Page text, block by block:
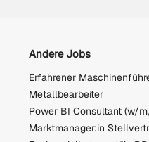
Andere Jobs
Erfahrener
Metallbearbeiter
Power BI Consultant (w/
Marktmanager:in